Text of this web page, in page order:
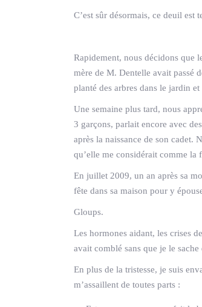
C’est sûr désormais, ce deuil
Rapidement, nous décidons que
mère de M. Dentelle avait passé
planté des arbres dans le jardin
Une semaine plus tard, nous
3 garçons, parlait encore avec
après la naissance de son cadet.
qu’elle me considérait comme la
En juillet 2009, un an après sa
fête dans sa maison pour y
Gloups.
Les hormones aidant, les crises
avait comblé sans que je le
En plus de la tristesse, je suis
m’assaillent de toutes parts :